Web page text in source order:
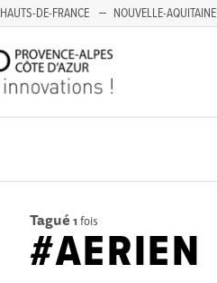
HAUTS-DE-FRANCE NOUVELLE-AQUITAINE
Tagué 1 fois
#AERIEN